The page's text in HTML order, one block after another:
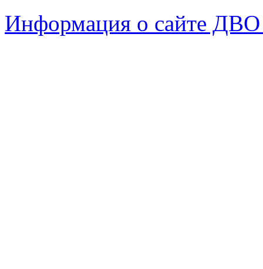
Информация о сайте